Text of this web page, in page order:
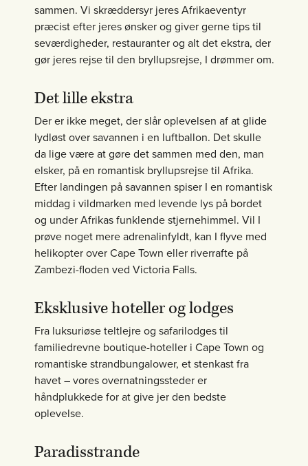
sammen. Vi skræddersyr jeres Afrikaeventyr
præcist efter jeres ønsker og giver gerne tips til
seværdigheder, restauranter og alt det ekstra, der
gør jeres rejse til den bryllupsrejse, I drømmer om.
Det lille ekstra
Der er ikke meget, der slår oplevelsen af at glide
lydløst over savannen i en luftballon. Det skulle
da lige være at gøre det sammen med den, man
elsker, på en romantisk bryllupsrejse til Afrika.
Efter landingen på savannen spiser I en romantisk
middag i vildmarken med levende lys på bordet
og under Afrikas funklende stjernehimmel. Vil I
prøve noget mere adrenalinfyldt, kan I flyve med
helikopter over Cape Town eller riverrafte på
Zambezi-floden ved Victoria Falls.
Eksklusive hoteller og lodges
Fra luksuriøse teltlejre og safarilodges til
familiedrevne boutique-hoteller i Cape Town og
romantiske strandbungalower, et stenkast fra
havet – vores overnatningssteder er
håndplukkede for at give jer den bedste
oplevelse.
Paradisstrande